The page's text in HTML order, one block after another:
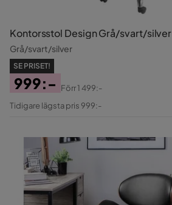
Kontorsstol Design Grå/svart/silver
Grå/svart/silver
SE PRISET!
Pris
999:-
Original
Förr1 499:-
Tidigare lägsta pris 999:-